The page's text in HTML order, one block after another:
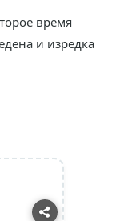
время
и изредка